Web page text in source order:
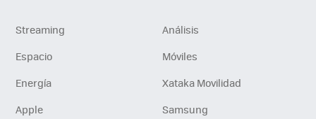
Streaming
Análisis
Espacio
Móviles
Energía
Xataka Movilidad
Apple
Samsung